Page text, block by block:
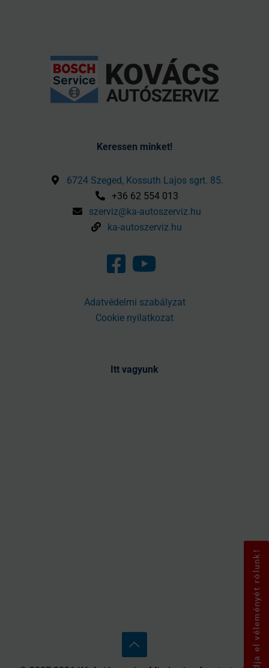
Keressen minket!
6724 Szeged, Kossuth Lajos sgrt. 85.
+36 62 554 013
szerviz@ka-autoszerviz.hu
ka-autoszerviz.hu
Adatvédelmi szabályzat
Cookie nyilatkozat
Itt vagyunk
Mondja el véleményét rólunk!